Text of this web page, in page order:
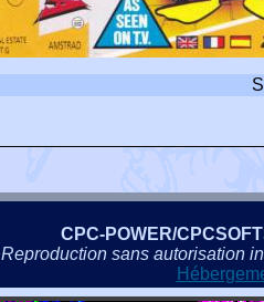
CPC-POWER/
Reproduction sans autorisation